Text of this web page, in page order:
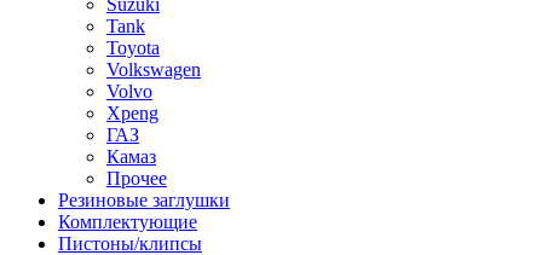
Suzuki
Tank
Toyota
Volkswagen
Volvo
Xpeng
ГАЗ
Камаз
Прочее
Резиновые заглушки
Комплектующие
Пистоны/клипсы